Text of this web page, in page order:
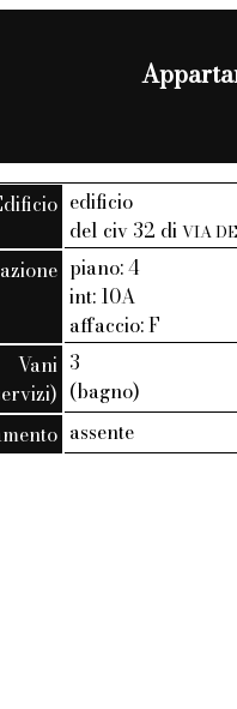
edificio
del civ 32 diVIA
piano: 4
int: 10A
affaccio: F
Vani 3
(bagno)
assente